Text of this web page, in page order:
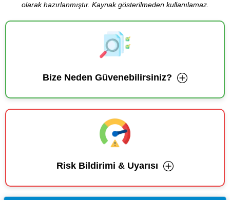
olarak hazırlanmıştır. Kaynak gösterilmeden kullanılamaz.
Bize Neden Güvenebilirsiniz?
Risk Bildirimi & Uyarısı